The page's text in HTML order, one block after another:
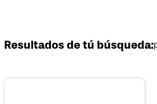
Resultados de tú búsqueda: